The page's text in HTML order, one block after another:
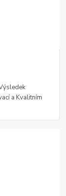
a Kvalitním